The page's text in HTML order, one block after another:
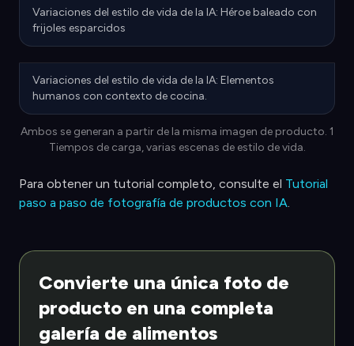
Variaciones del estilo de vida de la IA: Héroe baleado con
frijoles esparcidos
Variaciones del estilo de vida de la IA: Elementos
humanos con contexto de cocina.
Ambos se generan a partir de la misma imagen de producto. 1
Tiempos de carga, varias escenas de estilo de vida.
Para obtener un tutorial completo, consulte el Tutorial
paso a paso de fotografía de productos con IA.
Convierte una única foto de
producto en una completa
galería de alimentos